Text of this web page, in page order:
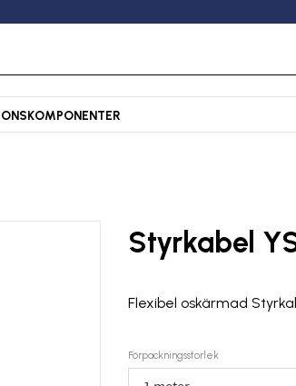
Styrkabel
Flexibel oskärmad
Förpackningsstorlek